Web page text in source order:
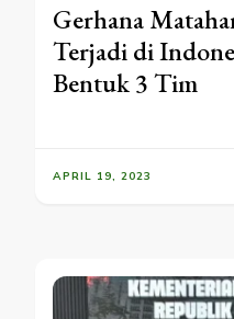
Gerhana
Terjadi di
Bentuk 3 Tim
APRIL 19, 2023